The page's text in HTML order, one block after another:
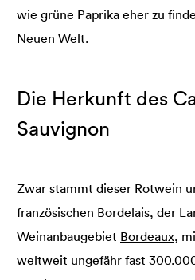
wie grüne Paprika eher zu
Neuen Welt.
Die Herkunft des
Sauvignon
Zwar stammt dieser Rotwein
französischen Bordelais, der
Weinanbaugebiet Bordeaux,
weltweit ungefähr fast